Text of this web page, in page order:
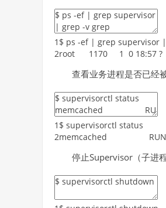
1
2
$ ps -ef | grep supervisor |
root
1170 1 0 18:57 ?
查看业务进程是否已经
1
2
$ supervisorctl status
memcached
停止Supervisor（子进